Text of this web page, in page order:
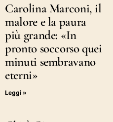
Carolina Marconi, il
malore e la paura
più grande: «In
pronto soccorso quei
minuti sembravano
eterni»
Leggi »